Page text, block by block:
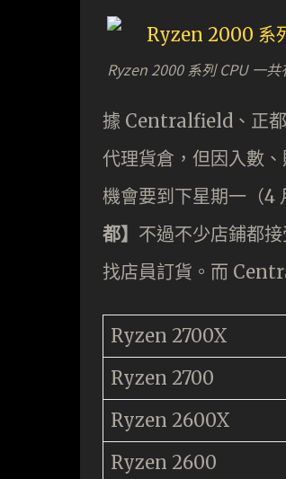
Ryzen 2000 系列 CPU 一
據 Centralfield、正都
代理貨倉，但因入數
機會要到下星期一（4
都】 不過不少店鋪都
找店員訂貨。而
Ryzen 2700X
Ryzen 2700
Ryzen 2600X
Ryzen 2600